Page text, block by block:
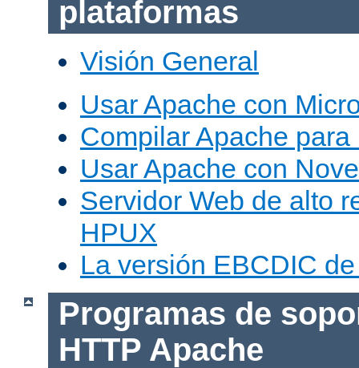
plataformas
Visión General
Usar Apache con
Compilar Apache
Usar Apache con
Servidor Web de alto
HPUX
La versión EBCDIC
Programas de
HTTP Apache